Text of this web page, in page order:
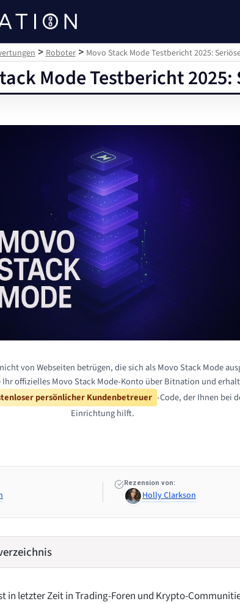
>Roboter> Movo Stack Mode Testbericht 2025:
Mode Testbericht
von Webseiten betrügen, die sich als Movo Stack Mode
Ihr offizielles Movo Stack Mode-Konto über Bitnation und
persönlicher Kundenbetreuer -Code, der Ihnen bei
Einrichtung hilft.
Rezension von:
Holly Clarkson
in letzter Zeit in Trading-Foren und Krypto-